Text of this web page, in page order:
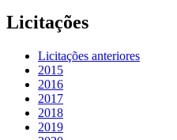
Licitações
Licitações anteriores
2015
2016
2017
2018
2019